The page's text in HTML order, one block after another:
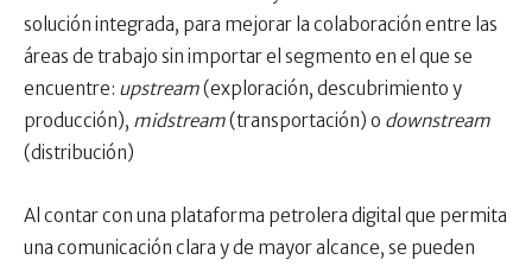
solución integrada, para mejorar la colaboración entre las
áreas de trabajo sin importar el segmento en el que se
encuentre: upstream(exploración, descubrimiento y
producción), midstream(transportación) o downstream
(distribución)
Al contar con una plataforma petrolera digital que permita
una comunicación clara y de mayor alcance, se pueden